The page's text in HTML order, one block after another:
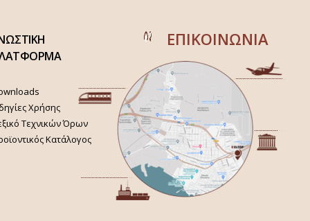
Χρήσης
Τεχνικών Όρων
Κατάλογος
ΕΠΙΚΟΙΝΩΝΙΑ